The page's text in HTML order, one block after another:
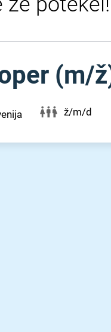
(m⁠/⁠
ž/m/d